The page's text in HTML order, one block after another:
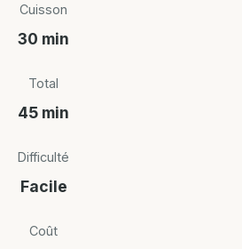
Cuisson
30 min
Total
45 min
Difficulté
Facile
Coût